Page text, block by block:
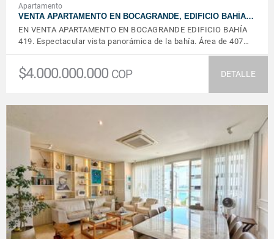
Apartamento
VENTA APARTAMENTO EN BOCAGRANDE, EDIFICIO BAHÍA…
EN VENTA APARTAMENTO EN BOCAGRANDE EDIFICIO BAHÍA
419. Espectacular vista panorámica de la bahía. Área de 407…
$4.000.000.000 COP DETALLE
VER DETALLES